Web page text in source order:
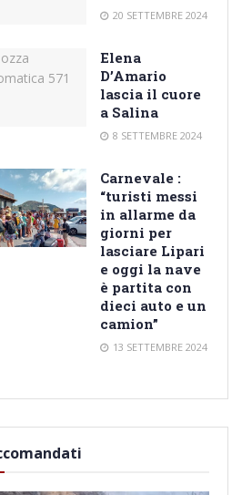
20 SETTEMBRE 2024
Elena
D’Amario
lascia il cuore
a Salina
8 SETTEMBRE 2024
Carnevale :
“turisti messi
in allarme da
giorni per
lasciare Lipari
e oggi la nave
è partita con
dieci auto e un
camion”
13 SETTEMBRE 2024